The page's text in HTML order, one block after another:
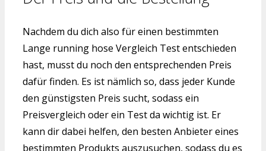
Nachdem du dich also für einen bestimmten
Lange running hose Vergleich Test entschieden
hast, musst du noch den entsprechenden Preis
dafür finden. Es ist nämlich so, dass jeder Kunde
den günstigsten Preis sucht, sodass ein
Preisvergleich oder ein Test da wichtig ist. Er
kann dir dabei helfen, den besten Anbieter eines
bestimmten Produkts auszusuchen, sodass du es